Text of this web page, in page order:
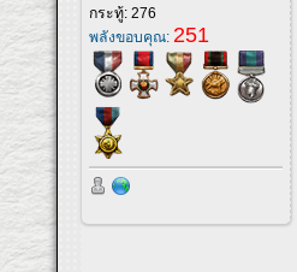
กระทู้: 276
พลังขอบคุณ: 251